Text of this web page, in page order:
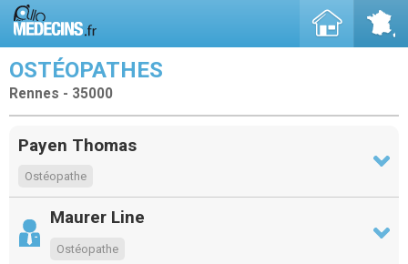
OSTÉOPATHES
Rennes - 35000
Payen Thomas
Ostéopathe
Maurer Line
Ostéopathe